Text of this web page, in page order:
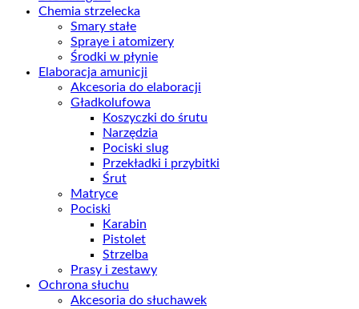
Chemia strzelecka
Smary stałe
Spraye i atomizery
Środki w płynie
Elaboracja amunicji
Akcesoria do elaboracji
Gładkolufowa
Koszyczki do śrutu
Narzędzia
Pociski slug
Przekładki i przybitki
Śrut
Matryce
Pociski
Karabin
Pistolet
Strzelba
Prasy i zestawy
Ochrona słuchu
Akcesoria do słuchawek